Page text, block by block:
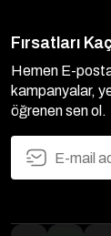
Fırsatları
Hemen E-
kampanyalar,
öğrenen sen ol.